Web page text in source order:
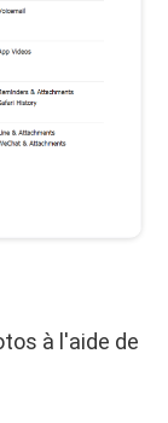
à l'aide de